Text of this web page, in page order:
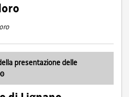
presentazione delle